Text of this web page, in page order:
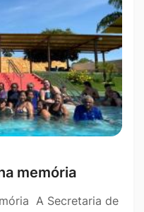
memória
A Secretaria de